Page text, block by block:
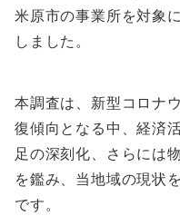
米原市の事業所を対象
しました。
本調査は、新型コロナ
復傾向となる中、経済
足の深刻化、さらには
を鑑み、当地域の現状
です。